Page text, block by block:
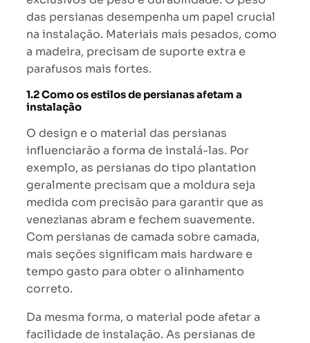
das persianas desempenha um papel crucial
na instalação. Materiais mais pesados, como
a madeira, precisam de suporte extra e
parafusos mais fortes.
1.2 Como os estilos de persianas afetam a
instalação
O design e o material das persianas
influenciarão a forma de instalá-las. Por
exemplo, as persianas do tipo plantation
geralmente precisam que a moldura seja
medida com precisão para garantir que as
venezianas abram e fechem suavemente.
Com persianas de camada sobre camada,
mais seções significam mais hardware e
tempo gasto para obter o alinhamento
correto.
Da mesma forma, o material pode afetar a
facilidade de instalação. As persianas de